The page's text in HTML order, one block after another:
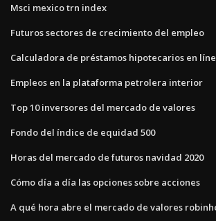
Msci mexico trn index
Futuros sectores de crecimiento del empleo
Calculadora de préstamos hipotecarios en
Empleos en la plataforma petrolera interior
Top 10 inversores del mercado de valores
Fondo del índice de equidad 500
Horas del mercado de futuros navidad 2020
Cómo día a día las opciones sobre acciones
A qué hora abre el mercado de valores